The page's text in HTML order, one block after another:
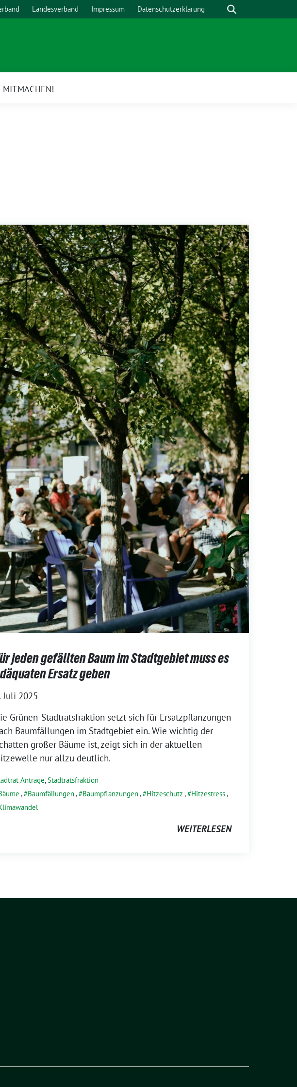
Landesverband Impressum Datenschutzerklärung Suche
MITMACHEN!
jeden gefällten Baum im Stadtgebiet muss es
Ersatz geben
Juli 2025
Grünen-Stadtratsfraktion setzt sich für Ersatzpflanzungen
Baumfällungen im Stadtgebiet ein. Wie wichtig der
großer Bäume ist, zeigt sich in der aktuellen
nur allzu deutlich.
Anträge,Stadtratsfraktion
, Baumfällungen, Baumpflanzungen, Hitzeschutz , Hitzestress,
WEITERLESEN